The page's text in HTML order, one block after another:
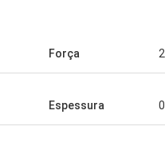
Força
Espessura